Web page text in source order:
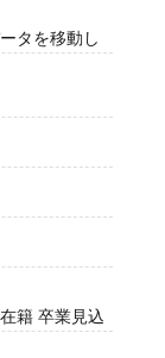
タを移動し
籍 卒業見込